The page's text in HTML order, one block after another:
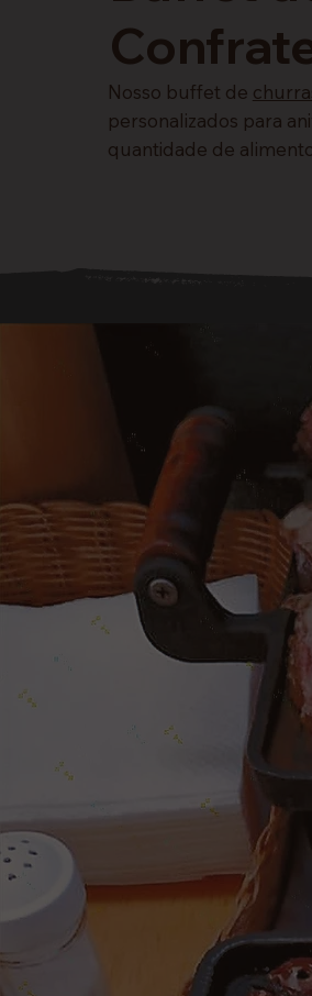
Nosso buffet de
personalizados para
quantidade de